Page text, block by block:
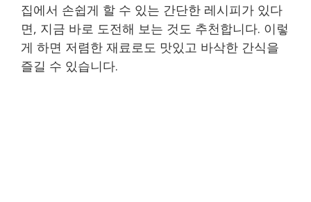
집에서 손쉽게 할 수 있는 간단한 레시피가 있다
면, 지금 바로 도전해 보는 것도 추천합니다. 이렇
게 하면 저렴한 재료로도 맛있고 바삭한 간식을
즐길 수 있습니다.